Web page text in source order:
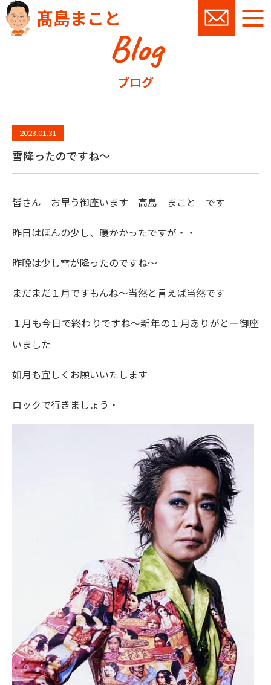
髙島まこと
Blog
ブログ
2023.01.31
雪降ったのですね～
皆さん お早う御座います 高島 まこと です
昨日はほんの少し、暖かかったですが・・
昨晩は少し雪が降ったのですね～
まだまだ１月ですもんね～当然と言えば当然です
１月も今日で終わりですね～新年の１月ありがとー御座
いました
如月も宜しくお願いいたします
ロックで行きましょう・